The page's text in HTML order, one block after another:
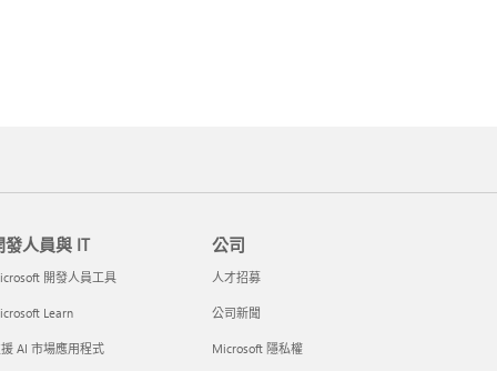
發人員與 IT
開發人員工具
Learn
AI 市場應用程式
公司
人才招募
公司新聞
Microsoft 隱私權